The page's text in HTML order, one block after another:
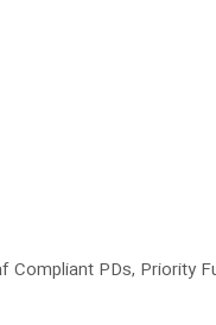
Compliant PDs, Priority